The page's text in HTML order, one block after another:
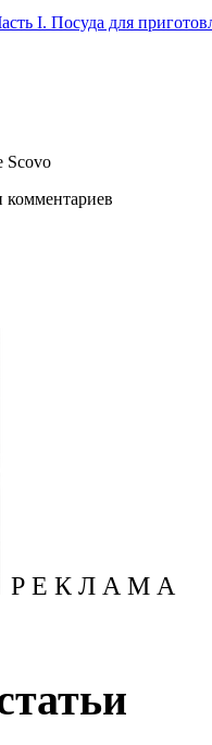
I. Посуда для
Scovo
комментариев
Р Е К Л А М А